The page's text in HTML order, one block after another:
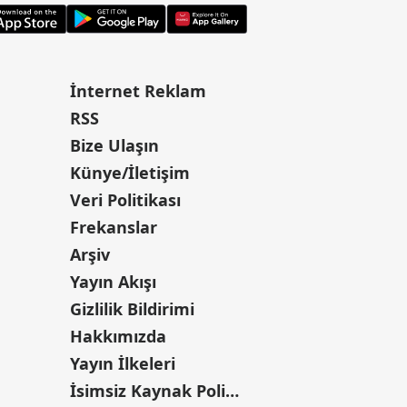
İnternet Reklam
RSS
Bize Ulaşın
Künye/İletişim
Veri Politikası
Frekanslar
Arşiv
Yayın Akışı
Gizlilik Bildirimi
Hakkımızda
Yayın İlkeleri
İsimsiz Kaynak Politikası